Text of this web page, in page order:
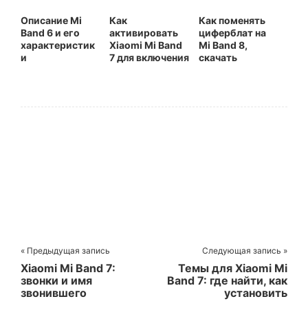
Описание Mi
Band 6 и его
характеристик
и
Как
активировать
Xiaomi Mi Band
7 для включения
Как поменять
циферблат на
Mi Band 8,
скачать
« Предыдущая запись
Xiaomi Mi Band 7:
звонки и имя
звонившего
Следующая запись »
Темы для Xiaomi Mi
Band 7: где найти, как
установить